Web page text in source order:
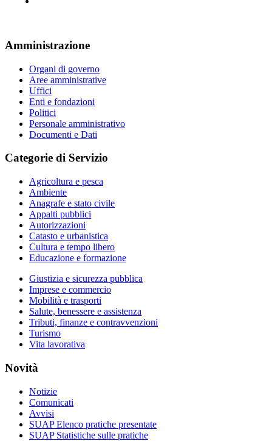
Amministrazione
Organi di governo
Aree amministrative
Uffici
Enti e fondazioni
Politici
Personale amministrativo
Documenti e Dati
Categorie di Servizio
Agricoltura e pesca
Ambiente
Anagrafe e stato civile
Appalti pubblici
Autorizzazioni
Catasto e urbanistica
Cultura e tempo libero
Educazione e formazione
Giustizia e sicurezza pubblica
Imprese e commercio
Mobilità e trasporti
Salute, benessere e assistenza
Tributi, finanze e contravvenzioni
Turismo
Vita lavorativa
Novità
Notizie
Comunicati
Avvisi
SUAP Elenco pratiche presentate
SUAP Statistiche sulle pratiche